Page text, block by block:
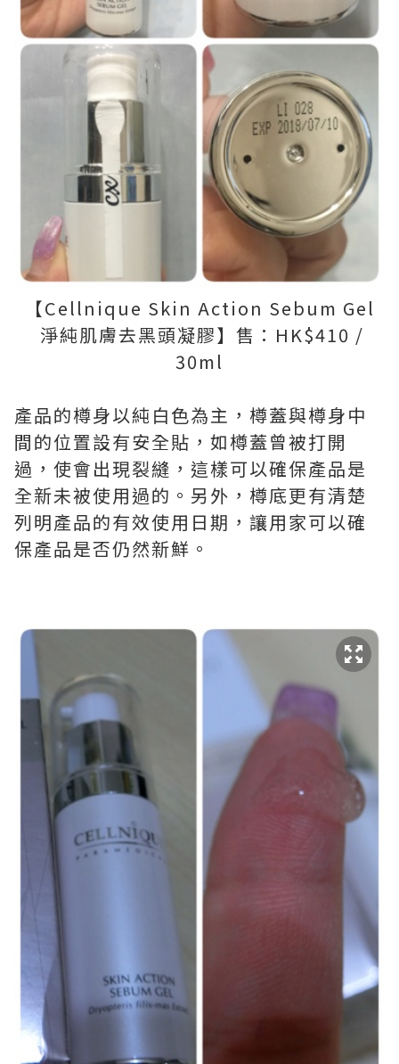
【Cellnique Skin Action Sebum Gel
淨純肌膚去黑頭凝膠】售：HK$410 /
30ml
產品的樽身以純白色為主，樽蓋與樽身中
間的位置設有安全貼，如樽蓋曾被打開
過，使會出現裂縫，這樣可以確保產品是
全新未被使用過的。另外，樽底更有清楚
列明產品的有效使用日期，讓用家可以確
保產品是否仍然新鮮。